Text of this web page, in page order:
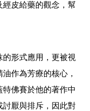
經皮給藥的觀念，幫
形式應用，更被視
作為芳療的核心，
佛賽於他的著作中
討厭與排斥，因此對